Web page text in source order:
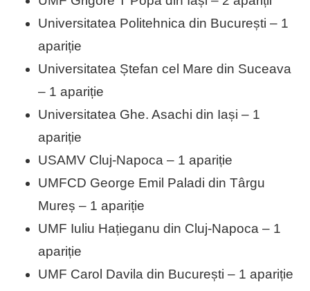
Universitatea Politehnica din București – 1
apariție
Universitatea Ștefan cel Mare din Suceava
– 1 apariție
Universitatea Ghe. Asachi din Iași – 1
apariție
USAMV Cluj-Napoca – 1 apariție
UMFCD George Emil Paladi din Târgu
Mureș – 1 apariție
UMF Iuliu Hațieganu din Cluj-Napoca – 1
apariție
UMF Carol Davila din București – 1 apariție